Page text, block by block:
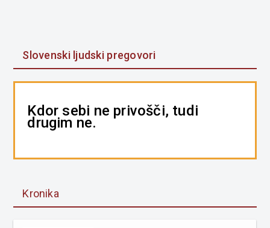
Slovenski ljudski pregovori
Kdor sebi ne privošči, tudi
drugim ne.
Kronika